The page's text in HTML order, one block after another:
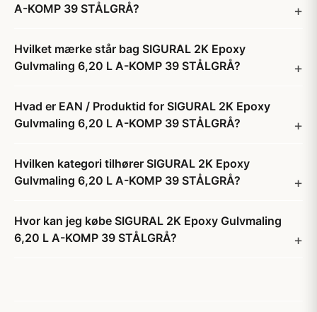
A-KOMP 39 STÅLGRÅ?
Hvilket mærke står bag SIGURAL 2K Epoxy
Gulvmaling 6,20 L A-KOMP 39 STÅLGRÅ?
Hvad er EAN / Produktid for SIGURAL 2K Epoxy
Gulvmaling 6,20 L A-KOMP 39 STÅLGRÅ?
Hvilken kategori tilhører SIGURAL 2K Epoxy
Gulvmaling 6,20 L A-KOMP 39 STÅLGRÅ?
Hvor kan jeg købe SIGURAL 2K Epoxy Gulvmaling
6,20 L A-KOMP 39 STÅLGRÅ?